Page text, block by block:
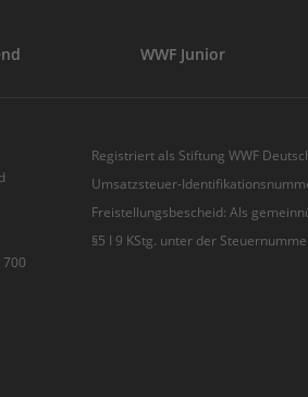
WWF Junior
Registriert als Stiftung WWF
Umsatzsteuer-
Freistellungsbescheid: Als
§5 I 9 KStg. unter der